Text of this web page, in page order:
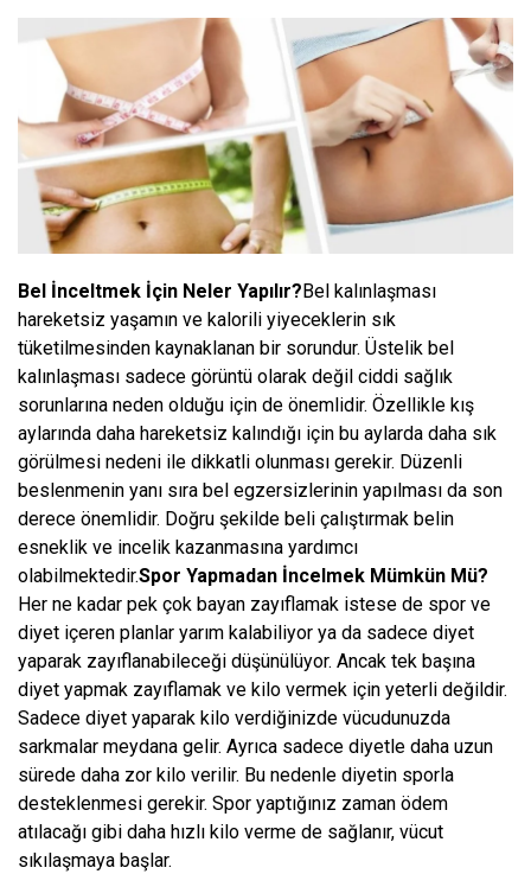
Bel İnceltmek İçin Neler Yapılır?Bel kalınlaşması
hareketsiz yaşamın ve kalorili yiyeceklerin sık
tüketilmesinden kaynaklanan bir sorundur. Üstelik bel
kalınlaşması sadece görüntü olarak değil ciddi sağlık
sorunlarına neden olduğu için de önemlidir. Özellikle kış
aylarında daha hareketsiz kalındığı için bu aylarda daha sık
görülmesi nedeni ile dikkatli olunması gerekir. Düzenli
beslenmenin yanı sıra bel egzersizlerinin yapılması da son
derece önemlidir. Doğru şekilde beli çalıştırmak belin
esneklik ve incelik kazanmasına yardımcı
olabilmektedir.Spor Yapmadan İncelmek Mümkün Mü?
Her ne kadar pek çok bayan zayıflamak istese de spor ve
diyet içeren planlar yarım kalabiliyor ya da sadece diyet
yaparak zayıflanabileceği düşünülüyor. Ancak tek başına
diyet yapmak zayıflamak ve kilo vermek için yeterli değildir.
Sadece diyet yaparak kilo verdiğinizde vücudunuzda
sarkmalar meydana gelir. Ayrıca sadece diyetle daha uzun
sürede daha zor kilo verilir. Bu nedenle diyetin sporla
desteklenmesi gerekir. Spor yaptığınız zaman ödem
atılacağı gibi daha hızlı kilo verme de sağlanır, vücut
sıkılaşmaya başlar.